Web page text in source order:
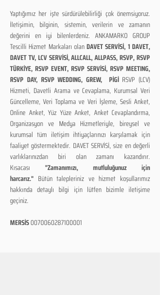
Yaptığımız her işte sürdürülebilirliği çok önemsiyoruz.
İletişimin, bilginin, sistemin, verilerin ve zamanın
değerini en iyi bilenlerdeniz. ANKAMARKO GROUP
Tescilli Hizmet Markaları olanDAVET SERVİSİ, 1 DAVET,
DAVET TV, LCV SERVİSİ, ALLCALL, ALLPASS, RSVP, RSVP
TÜRKİYE, RSVP EVENT, RSVP SERVİSİ, RSVP MEETING,
RSVP DAY, RSVP WEDDING, GREW, PİGİ RSVP (LCV)
Hizmeti, Davetli Arama ve Cevaplama, Kurumsal Veri
Güncelleme, Veri Toplama ve Veri İşleme, Sesli Anket,
Online Anket, Yüz Yüze Anket, Anket Cevaplandırma,
Organizasyon ve Medya Hizmetleriyle, bireysel ve
kurumsal tüm iletişim ihtiyaçlarınızı karşılamak için
faaliyet göstermektedir. DAVET SERVİSİ, size en değerli
varlıklarınızdan biri olan zamanı kazandırır.
Kısacası "Zamanımızı, mutluluğunuz için
harcarız." Bütün talepleriniz ve hizmet koşullarımız
hakkında detaylı bilgi için lütfen bizimle iletişime
geçiniz.
MERSİS0070060287100001